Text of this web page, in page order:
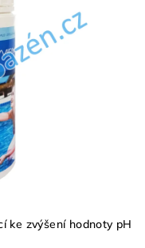
ke zvýšení hodnoty pH